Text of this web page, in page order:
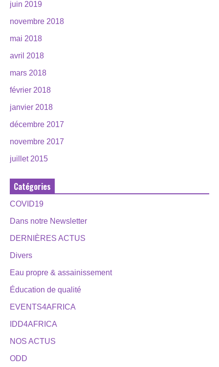
juin 2019
novembre 2018
mai 2018
avril 2018
mars 2018
février 2018
janvier 2018
décembre 2017
novembre 2017
juillet 2015
Catégories
COVID19
Dans notre Newsletter
DERNIÈRES ACTUS
Divers
Eau propre & assainissement
Éducation de qualité
EVENTS4AFRICA
IDD4AFRICA
NOS ACTUS
ODD